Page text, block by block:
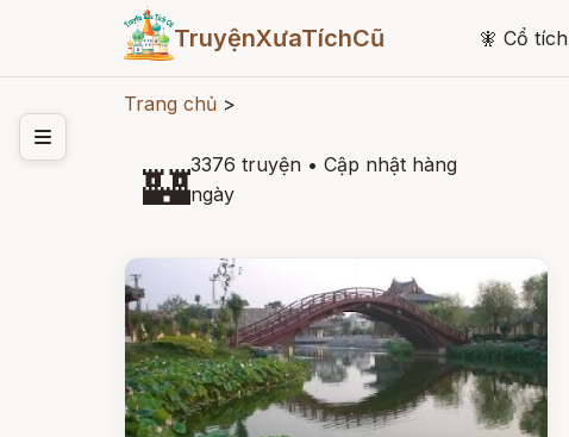
TruyệnXưaTíchCũ 🧚 Cổ tích
Trang chủ >
🏰3376 truyện • Cập nhật hàng
ngày